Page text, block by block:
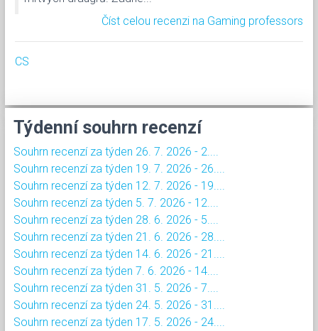
Číst celou recenzi na Gaming professors
CS
Týdenní souhrn recenzí
Souhrn recenzí za týden 26. 7. 2026 - 2....
Souhrn recenzí za týden 19. 7. 2026 - 26....
Souhrn recenzí za týden 12. 7. 2026 - 19....
Souhrn recenzí za týden 5. 7. 2026 - 12....
Souhrn recenzí za týden 28. 6. 2026 - 5....
Souhrn recenzí za týden 21. 6. 2026 - 28....
Souhrn recenzí za týden 14. 6. 2026 - 21....
Souhrn recenzí za týden 7. 6. 2026 - 14....
Souhrn recenzí za týden 31. 5. 2026 - 7....
Souhrn recenzí za týden 24. 5. 2026 - 31....
Souhrn recenzí za týden 17. 5. 2026 - 24....